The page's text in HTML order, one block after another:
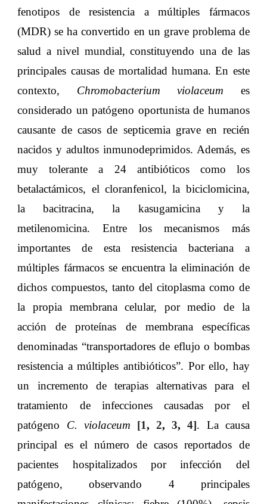
fenotipos de resistencia a múltiples fármacos
(MDR) se ha convertido en un grave problema de
salud a nivel mundial, constituyendo una de las
principales causas de mortalidad humana. En este
contexto, Chromobacterium violaceum es
considerado un patógeno oportunista de humanos
causante de casos de septicemia grave en recién
nacidos y adultos inmunodeprimidos. Además, es
muy tolerante a 24 antibióticos como los
betalactámicos, el cloranfenicol, la biciclomicina,
la bacitracina, la kasugamicina y la
metilenomicina. Entre los mecanismos más
importantes de esta resistencia bacteriana a
múltiples fármacos se encuentra la eliminación de
dichos compuestos, tanto del citoplasma como de
la propia membrana celular, por medio de la
acción de proteínas de membrana específicas
denominadas “transportadores de eflujo o bombas
resistencia a múltiples antibióticos”. Por ello, hay
un incremento de terapias alternativas para el
tratamiento de infecciones causadas por el
patógeno C. violaceum [1,2,3,4]. La causa
principal es el número de casos reportados de
pacientes hospitalizados por infección del
patógeno, observando 4 principales